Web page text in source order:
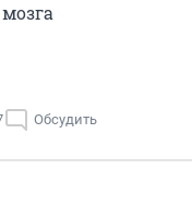
Обсудить